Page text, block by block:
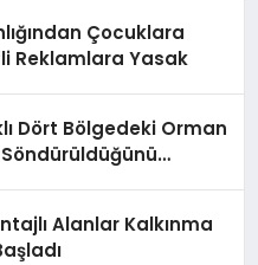
Çocuklara
Reklamlara Yasak
Dört Bölgedeki Orman
Söndürüldüğünü
Alanlar Kalkınma